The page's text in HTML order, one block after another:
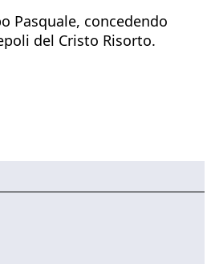
Pasquale, concedendo
del Cristo Risorto.